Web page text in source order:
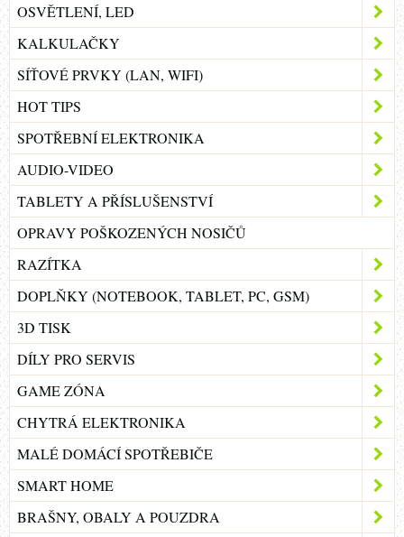
OSVĚTLENÍ, LED
KALKULAČKY
SÍŤOVÉ PRVKY (LAN, WIFI)
HOT TIPS
SPOTŘEBNÍ ELEKTRONIKA
AUDIO-VIDEO
TABLETY A PŘÍSLUŠENSTVÍ
OPRAVY POŠKOZENÝCH NOSIČŮ
RAZÍTKA
DOPLŇKY (NOTEBOOK, TABLET, PC, GSM)
3D TISK
DÍLY PRO SERVIS
GAME ZÓNA
CHYTRÁ ELEKTRONIKA
MALÉ DOMÁCÍ SPOTŘEBIČE
SMART HOME
BRAŠNY, OBALY A POUZDRA